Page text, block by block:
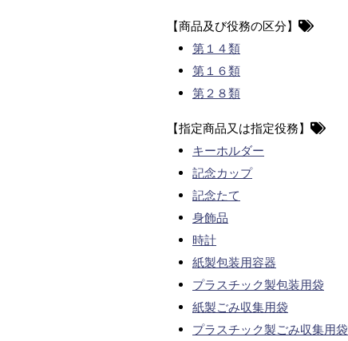
【商品及び役務の区分】
第１４類
第１６類
第２８類
【指定商品又は指定役務】
キーホルダー
記念カップ
記念たて
身飾品
時計
紙製包装用容器
プラスチック製包装用袋
紙製ごみ収集用袋
プラスチック製ごみ収集用袋